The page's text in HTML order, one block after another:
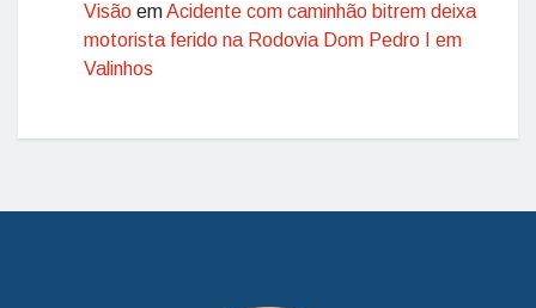
Visão emAcidente com caminhão bitrem deixa
motorista ferido na Rodovia Dom Pedro I em
Valinhos